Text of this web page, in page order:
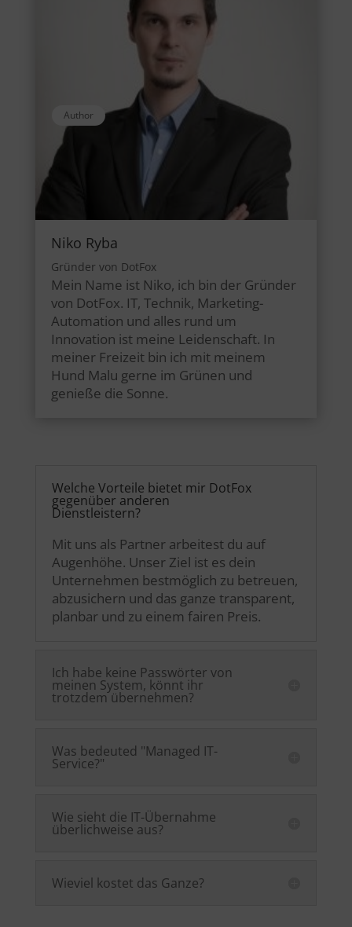
Author
Niko Ryba
Gründer von DotFox
Mein Name ist Niko, ich bin der Gründer
von DotFox. IT, Technik, Marketing-
Automation und alles rund um
Innovation ist meine Leidenschaft. In
meiner Freizeit bin ich mit meinem
Hund Malu gerne im Grünen und
genieße die Sonne.
Welche Vorteile bietet mir DotFox
gegenüber anderen
Dienstleistern?
Mit uns als Partner arbeitest du auf
Augenhöhe. Unser Ziel ist es dein
Unternehmen bestmöglich zu betreuen,
abzusichern und das ganze transparent,
planbar und zu einem fairen Preis.
Ich habe keine Passwörter von
meinen System, könnt ihr
trotzdem übernehmen?
Was bedeuted "Managed IT-
Service?"
Wie sieht die IT-Übernahme
überlichweise aus?
Wieviel kostet das Ganze?